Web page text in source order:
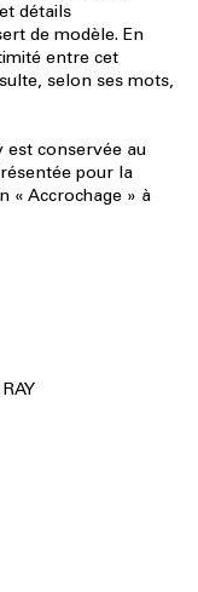
détails
de modèle. En
entre cet
selon ses mots,
est conservée au
pour la
« Accrochage » à